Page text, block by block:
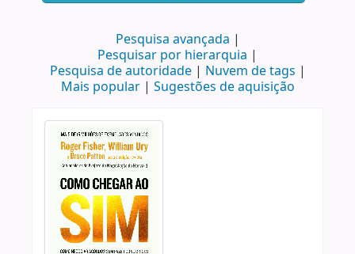
Pesquisa avançada
Pesquisar por hierarquia
Pesquisa de autoridade
Nuvem de tags
Mais popular
Sugestões de aquisição